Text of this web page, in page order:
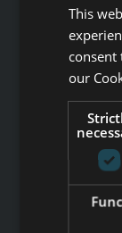
Pakalpojumi
This
consent
our